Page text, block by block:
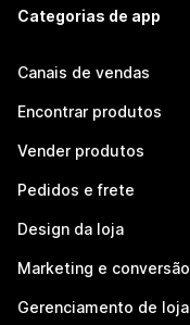
Categorias de app
Canais de vendas
Encontrar produtos
Vender produtos
Pedidos e frete
Design da loja
Marketing e conversão
Gerenciamento de loja